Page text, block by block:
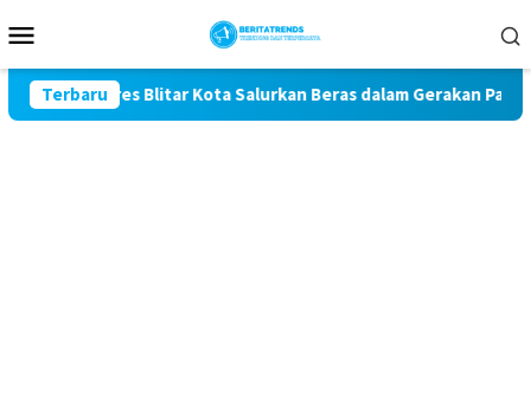
ke
Mobile
Terbaru
Polres Blitar Kota Salurkan Beras dalam Gerakan Pangan